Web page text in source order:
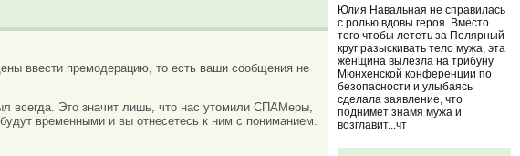
ввести премодерацию, то есть ваши сообщения не
всегда. Это значит лишь, что нас утомили СПАМеры,
временными и вы отнесетесь к ним с пониманием.
Юлия Навальная не справилась
с ролью вдовы героя. Вместо
того чтобы лететь за Полярный
круг разыскивать тело мужа, эта
женщина вылезла на трибуну
Мюнхенской конференции по
безопасности и улыбаясь
сделала заявление, что
поднимет знамя мужа и
возглавит...чт